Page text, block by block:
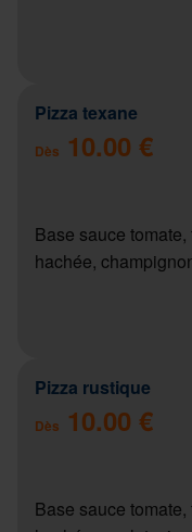
Pizza texane
Dès 10.00 €
Base sauce
hachée,
Pizza rustique
Dès 10.00 €
Base sauce